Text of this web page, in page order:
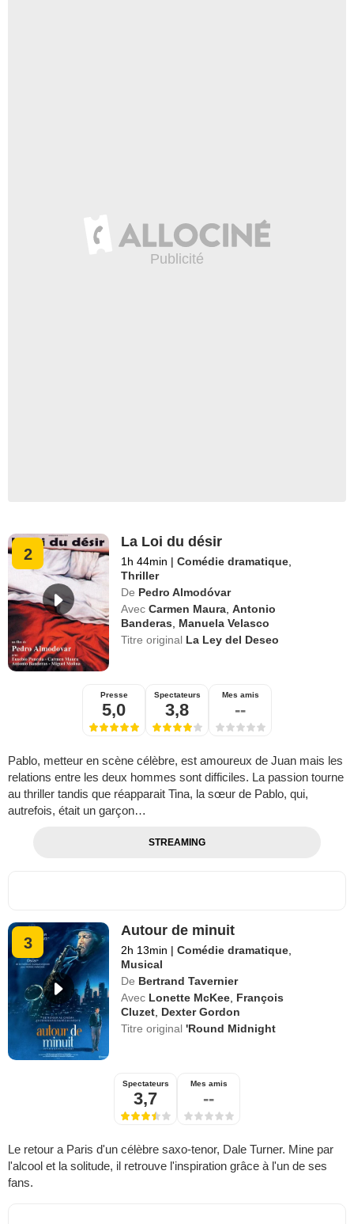
2
La Loi du désir
1h 44min | Comédie dramatique
Thriller
De Pedro Almodóvar
Avec Carmen Maura ,Antonio
Banderas
Manuela Velasco
Titre original La Ley del Deseo
Presse
5,0
Spectateurs
3,8
Mes amis
--
Pablo, metteur en scène célèbre, est amoureux de Juan mais les
relations entre les deux hommes sont difficiles. La passion tourne
au thriller tandis que réapparait Tina, la sœur de Pablo, qui,
autrefois, était un garçon…
STREAMING
3
Autour de minuit
2h 13min | Comédie dramatique
Musical
De Bertrand Tavernier
Avec Lonette McKee François
Cluzet Dexter Gordon
Titre original'Round Midnight
Spectateurs
3,7
Mes amis
--
Le retour a Paris d'un célèbre saxo-tenor, Dale Turner. Mine par
l'alcool et la solitude, il retrouve l'inspiration grâce à l'un de ses
fans.